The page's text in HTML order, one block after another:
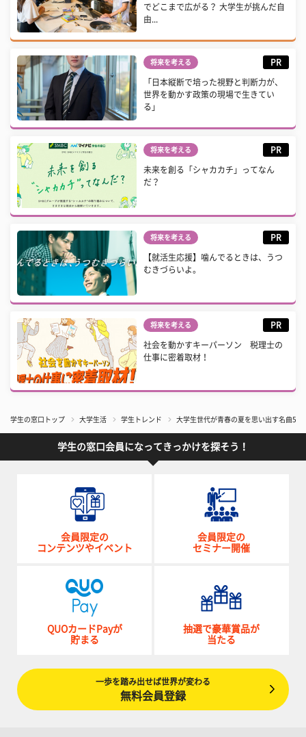
でどこまで広がる？ 大学生が挑んだ自
由...
将来を考える PR
「日本縦断で培った視野と判断力が、
世界を動かす政策の現場で生きてい
る」
将来を考える PR
未来を創る「シャカカチ」ってなん
だ？
将来を考える PR
【就活生応援】噛んでるときは、うつ
むきづらいよ。
将来を考える PR
社会を動かすキーパーソン 税理士の
仕事に密着取材！
学生の窓口トップ 大学生活 学生トレンド 大学生世代が青春の夏を思い出す名曲5
学生の窓口会員になってきっかけを探そう！
会員限定の
コンテンツやイベント
会員限定の
セミナー開催
QUOカードPayが
貯まる
抽選で豪華賞品が
当たる
一歩を踏み出せば世界が変わる
無料会員登録